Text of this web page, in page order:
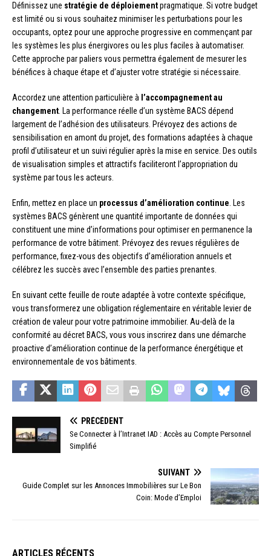
Définissez une stratégie de déploiementpragmatique. Si votre budget
est limité ou si vous souhaitez minimiser les perturbations pour les
occupants, optez pour une approche progressive en commençant par
les systèmes les plus énergivores ou les plus faciles à automatiser.
Cette approche par paliers vous permettra également de mesurer les
bénéfices à chaque étape et d’ajuster votre stratégie si nécessaire.
Accordez une attention particulière à l’accompagnement au
changement . La performance réelle d’un système BACS dépend
largement de l’adhésion des utilisateurs. Prévoyez des actions de
sensibilisation en amont du projet, des formations adaptées à chaque
profil d’utilisateur et un suivi régulier après la mise en service. Des outils
de visualisation simples et attractifs faciliteront l’appropriation du
système par tous les acteurs.
Enfin, mettez en place un processus d’amélioration continue . Les
systèmes BACS génèrent une quantité importante de données qui
constituent une mine d’informations pour optimiser en permanence la
performance de votre bâtiment. Prévoyez des revues régulières de
performance, fixez-vous des objectifs d’amélioration annuels et
célébrez les succès avec l’ensemble des parties prenantes.
En suivant cette feuille de route adaptée à votre contexte spécifique,
vous transformerez une obligation réglementaire en véritable levier de
création de valeur pour votre patrimoine immobilier. Au-delà de la
conformité au décret BACS, vous vous inscrirez dans une démarche
proactive d’amélioration continue de la performance énergétique et
environnementale de vos bâtiments.
PRÉCÉDENT
Se Connecter à l’Intranet IAD : Accès au Compte Personnel
Simplifié
SUIVANT
Guide Complet sur les Annonces Immobilières sur Le Bon
Coin: Mode d’Emploi
ARTICLES RÉCENTS